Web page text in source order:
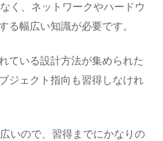
く、ネットワークやハードウ
る幅広い知識が必要です。
ている設計方法が集められた
ジェクト指向も習得しなけれ
いので、習得までにかなりの